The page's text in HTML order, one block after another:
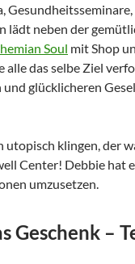
lädt neben der
Soul mit Shop
alle das selbe Ziel
und glücklicheren
utopisch klingen, der
Center! Debbie hat
umzusetzen.
Geschenk –